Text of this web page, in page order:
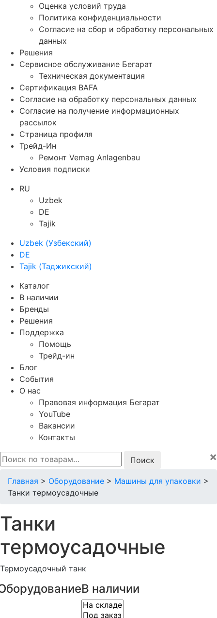
Оценка условий труда
Политика конфиденциальности
Согласие на сбор и обработку персональных
данных
Решения
Сервисное обслуживание Бегарат
Техническая документация
Сертификация BAFA
Согласие на обработку персональных данных
Согласие на получение информационных
рассылок
Страница профиля
Трейд-Ин
Ремонт Vemag Anlagenbau
Условия подписки
RU
Uzbek
DE
Tajik
Uzbek (Узбекский)
DE
Tajik (Таджикский)
Каталог
В наличии
Бренды
Решения
Поддержка
Помощь
Трейд-ин
Блог
События
О нас
Правовая информация Бегарат
YouTube
Вакансии
Контакты
Искать:
×
Главная > Оборудование > Машины для упаковки >
Танки термоусадочные
Танки
термоусадочные
Термоусадочный танк
В наличии